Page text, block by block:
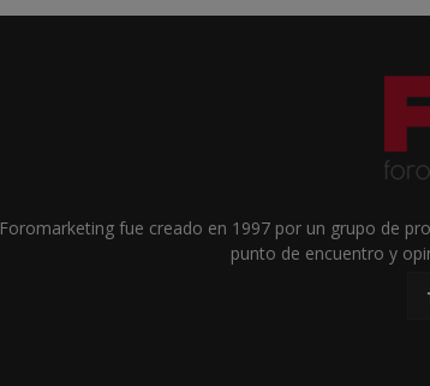
Foromarketing fue creado en 1997 por un grupo de
punto de encuentro y